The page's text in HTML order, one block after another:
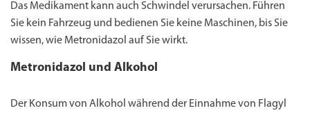
Das Medikament kann auch Schwindel verursachen. Führen
Sie kein Fahrzeug und bedienen Sie keine Maschinen, bis Sie
wissen, wie Metronidazol auf Sie wirkt.
Metronidazol und Alkohol
Der Konsum von Alkohol während der Einnahme von Flagyl